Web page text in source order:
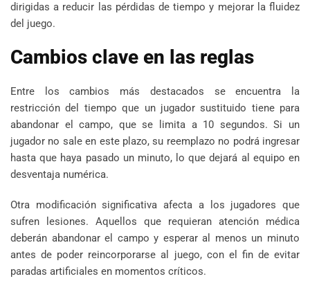
dirigidas a reducir las pérdidas de tiempo y mejorar la fluidez
del juego.
Cambios clave en las reglas
Entre los cambios más destacados se encuentra la
restricción del tiempo que un jugador sustituido tiene para
abandonar el campo, que se limita a 10 segundos. Si un
jugador no sale en este plazo, su reemplazo no podrá ingresar
hasta que haya pasado un minuto, lo que dejará al equipo en
desventaja numérica.
Otra modificación significativa afecta a los jugadores que
sufren lesiones. Aquellos que requieran atención médica
deberán abandonar el campo y esperar al menos un minuto
antes de poder reincorporarse al juego, con el fin de evitar
paradas artificiales en momentos críticos.